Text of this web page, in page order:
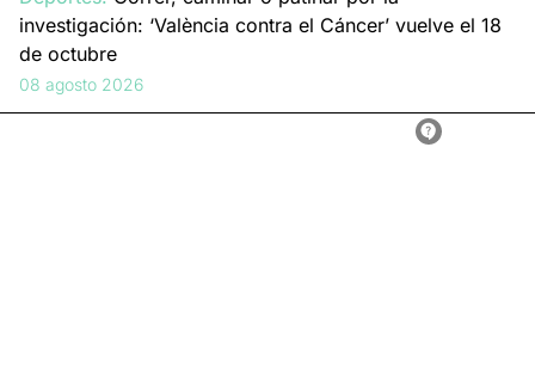
investigación: ‘València contra el Cáncer’ vuelve el 18
de octubre
08 agosto 2026